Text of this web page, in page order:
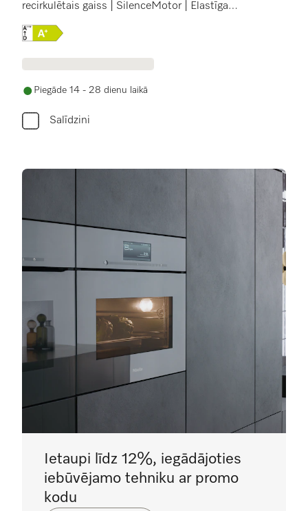
recirkulētais gaiss | SilenceMotor | Elastīga
Online Label Flag, Energoefektivitātes etiķete
Piegāde 14 - 28 dienu laikā
Salīdzini
Ietaupi līdz 12%, iegādājoties
iebūvējamo tehniku ar promo
kodu